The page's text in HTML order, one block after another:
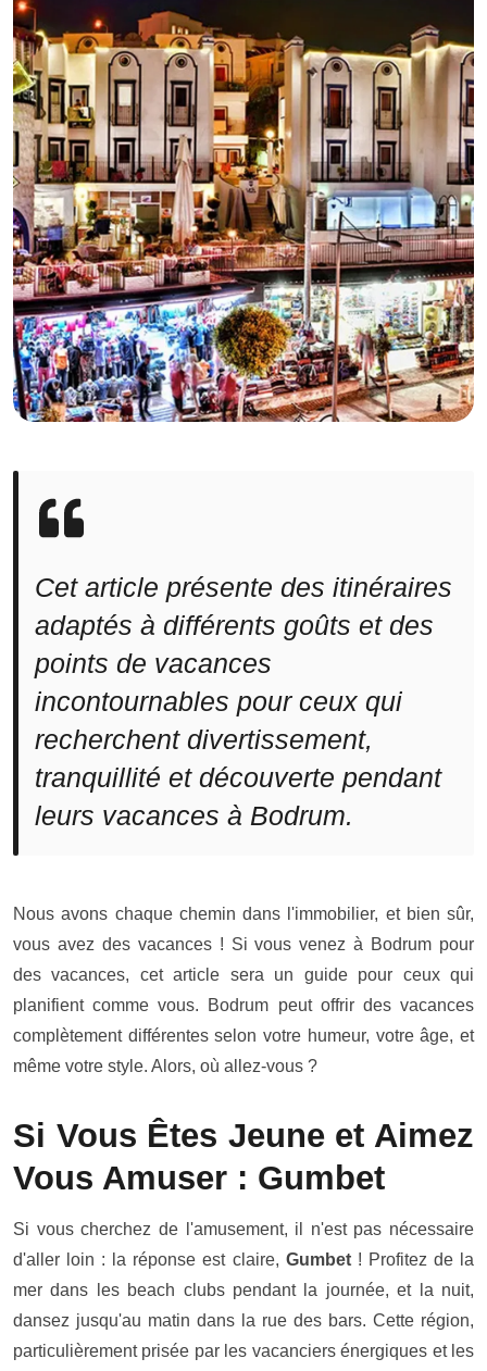
Cet article présente des itinéraires
adaptés à différents goûts et des
points de vacances
incontournables pour ceux qui
recherchent divertissement,
tranquillité et découverte pendant
leurs vacances à Bodrum.
Nous avons chaque chemin dans l'immobilier, et bien sûr,
vous avez des vacances ! Si vous venez à Bodrum pour
des vacances, cet article sera un guide pour ceux qui
planifient comme vous. Bodrum peut offrir des vacances
complètement différentes selon votre humeur, votre âge, et
même votre style. Alors, où allez-vous ?
Si Vous Êtes Jeune et Aimez
Vous Amuser : Gumbet
Si vous cherchez de l'amusement, il n'est pas nécessaire
d'aller loin : la réponse est claire, Gumbet! Profitez de la
mer dans les beach clubs pendant la journée, et la nuit,
dansez jusqu'au matin dans la rue des bars. Cette région,
particulièrement prisée par les vacanciers énergiques et les